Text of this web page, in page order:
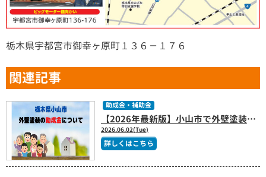
栃木県宇都宮市御幸ヶ原町１３６－１７６
関連記事
【2026年最新版】小山市で外壁塗装の助成金はある？補助金制度と費用を抑えるポイントを解説
2026.06.02(Tue)
詳しくはこちら
助成金・補助金